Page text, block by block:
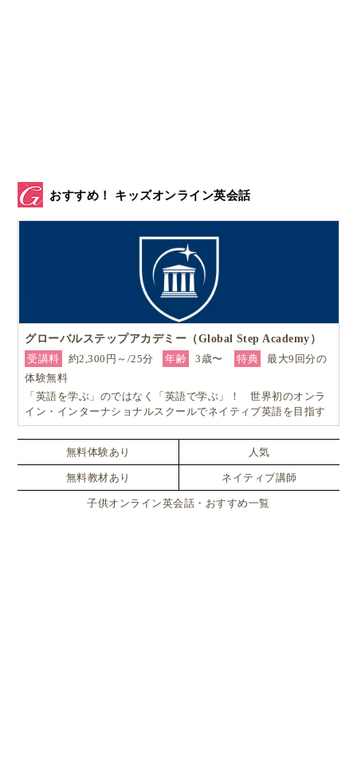
おすすめ！ キッズオンライン英会話
グローバルステップアカデミー（Global Step Academy）
受講料
約2,300円～/25分 年齢 3歳〜 特典
最大9回分の
体験無料
「英語を学ぶ」のではなく「英語で学ぶ」！ 世界初のオンラ
イン・インターナショナルスクールでネイティブ英語を目指す
無料体験あり 人気
無料教材あり ネイティブ講師
子供オンライン英会話・おすすめ一覧